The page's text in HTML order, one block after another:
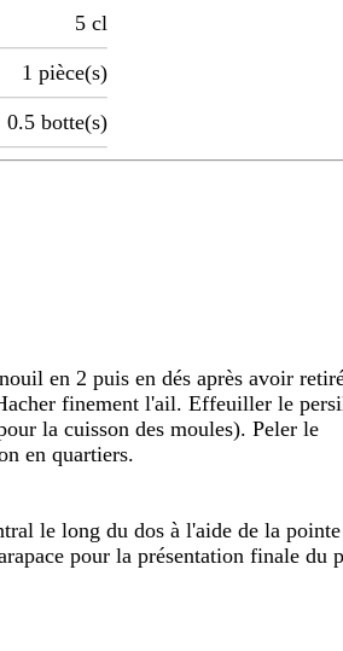
5 cl
1 pièce(s)
0.5 botte(s)
en 2 puis en dés après avoir
finement l'ail. Effeuiller le
la cuisson des moules). Peler le
en quartiers.
le long du dos à l'aide de la
pour la présentation finale du